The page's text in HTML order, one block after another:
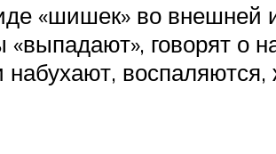
«шишек» во внешней
говорят о